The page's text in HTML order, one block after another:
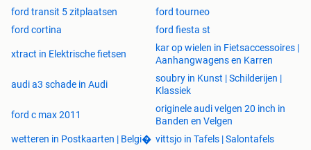
ford transit 5 zitplaatsen
ford tourneo
ford cortina
ford fiesta st
xtract in Elektrische fietsen
kar op wielen in Fietsaccessoires |
Aanhangwagens en Karren
audi a3 schade in Audi
soubry in Kunst | Schilderijen |
Klassiek
ford c max 2011
originele audi velgen 20 inch in
Banden en Velgen
wetteren in Postkaarten | Belgi� vittsjo in Tafels | Salontafels